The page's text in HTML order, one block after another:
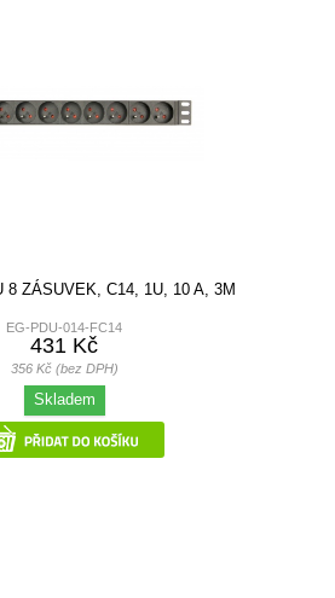
8 ZÁSUVEK, C14, 1U, 10 A, 3M
EG-PDU-014-FC14
431 Kč
356 Kč (bez DPH)
Skladem